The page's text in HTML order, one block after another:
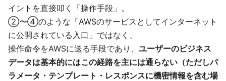
イントを直接叩く「操作手段」。
②〜④のような「AWSのサービスとしてインターネット
に公開されている入口」ではなく、
操作命令をAWSに送る手段であり、 ユーザーのビジネス
データは基本的にはこの経路を主には通らない（ただしパ
ラメータ・テンプレート・レスポンスに機密情報を含む場